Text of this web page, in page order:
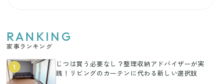
RANKING
家事ランキング
1
じつは買う必要なし？整理収納アドバイザーが実
践！リビングのカーテンに代わる新しい選択肢